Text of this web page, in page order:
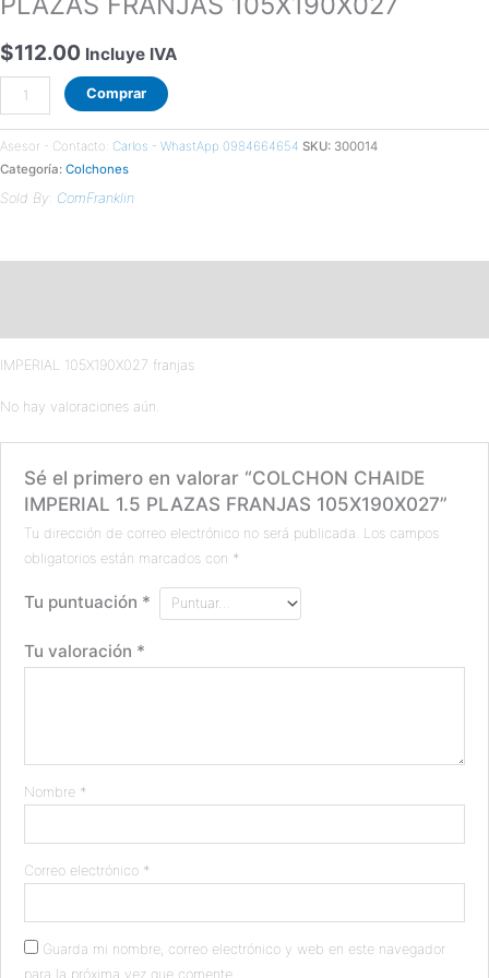
$112.00 Incluye IVA
Comprar
Asesor - Contacto: Carlos - WhastApp 0984664654 SKU: 300014
Categoría: Colchones
Sold By: ComFranklin
IMPERIAL 105X190X027 franjas
No hay valoraciones aún.
Sé el primero en valorar “COLCHON CHAIDE
IMPERIAL 1.5 PLAZAS FRANJAS 105X190X027”
Tu dirección de correo electrónico no será publicada. Los campos
obligatorios están marcados con *
Tu puntuación *
Tu valoración *
Nombre *
Correo electrónico *
Guarda mi nombre, correo electrónico y web en este navegador
para la próxima vez que comente.